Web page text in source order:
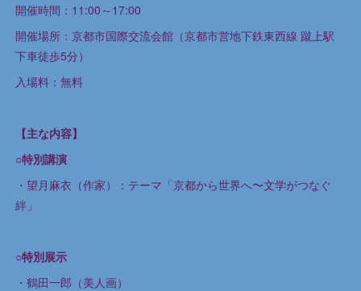
開催時間：11:00～17:00
開催場所：京都市国際交流会館（京都市営地下鉄東西線 蹴上駅
下車徒歩5分）
入場料：無料
【主な内容】
○特別講演
・望月麻衣（作家）：テーマ「京都から世界へ〜文学がつなぐ
絆」
○特別展示
・鶴田一郎（美人画）